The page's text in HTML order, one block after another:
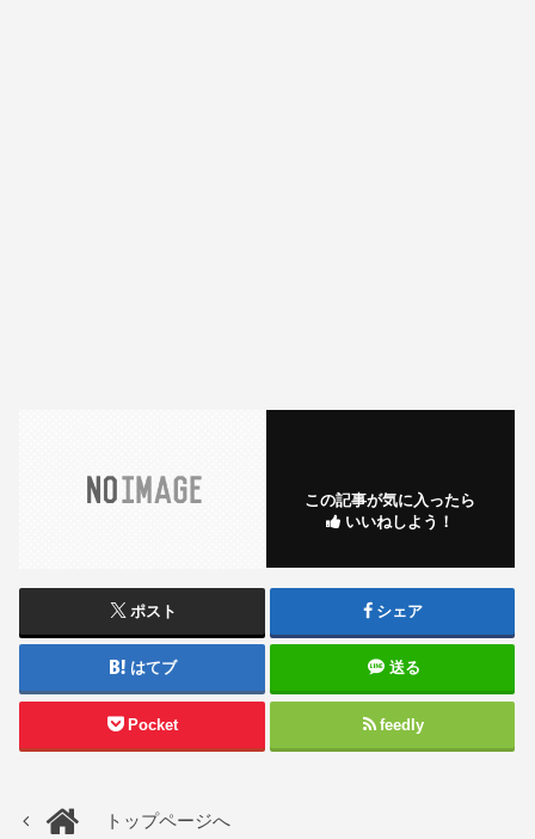
この記事が気に入ったら
いいねしよう！
ポスト シェア
はてブ 送る
Pocket feedly
トップページへ